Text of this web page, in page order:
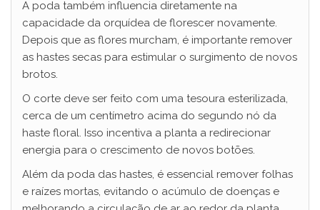
A poda também influencia diretamente na
capacidade da orquídea de florescer novamente.
Depois que as flores murcham, é importante remover
as hastes secas para estimular o surgimento de novos
brotos.
O corte deve ser feito com uma tesoura esterilizada,
cerca de um centímetro acima do segundo nó da
haste floral. Isso incentiva a planta a redirecionar
energia para o crescimento de novos botões.
Além da poda das hastes, é essencial remover folhas
e raízes mortas, evitando o acúmulo de doenças e